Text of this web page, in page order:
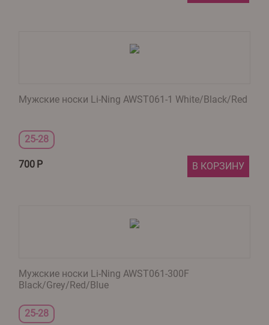
Мужские носки Li-Ning AWST061-1 White/Black/Red
25-28
700 Р В КОРЗИНУ
Мужские носки Li-Ning AWST061-300F
Black/Grey/Red/Blue
25-28